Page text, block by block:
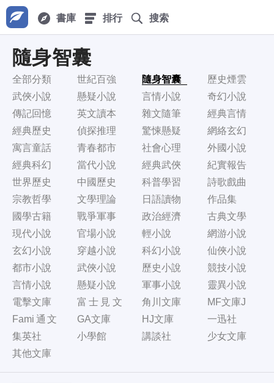
書庫 排行 搜索
隨身智囊
全部分類 世紀百強 隨身智囊
歷史煙雲
武俠小說
懸疑小說 言情小說
奇幻小說
傳記回憶
英文讀本 雜文隨筆
經典言情
經典歷史
偵探推理 驚悚懸疑
網絡玄幻
寓言童話
青春都市 社會心理
外國小說
經典科幻
當代小說 經典武俠
紀實報告
世界歷史
中國歷史 科普學習
詩歌戲曲
宗教哲學
文學理論 日語讀物
作品集
國學古籍
戰爭軍事 政治經濟
古典文學
現代小說
官場小說 輕小說
網游小說
玄幻小說
穿越小說 科幻小說
仙俠小說
都市小說
武俠小說 歷史小說
競技小說
言情小說
懸疑小說 軍事小說
靈異小說
電擊文庫
富士見文
庫
角川文庫
MF文庫J
Fami通文
庫
GA文庫 HJ文庫
一迅社
集英社
小學館 講談社
少女文庫
其他文庫